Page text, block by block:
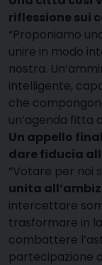
riflessione sui
“Proponiamo
unire in modo
nostra.
intelligente,
che
un’agenda fitta
Un appello
dare fiducia
“Votare per noi
unita
intercettare
trasformare in
combattere
partecipazione